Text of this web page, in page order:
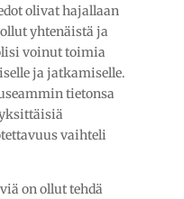
olivat hajallaan
yhtenäistä ja
voinut toimia
ja jatkamiselle.
tietonsa
vaihteli
on ollut tehdä